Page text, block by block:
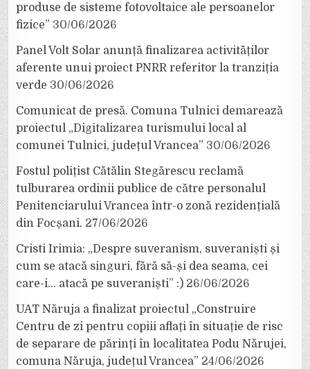
produse de sisteme fotovoltaice ale persoanelor
fizice” 30/06/2026
Panel Volt Solar anunță finalizarea activităților
aferente unui proiect PNRR referitor la tranziția
verde 30/06/2026
Comunicat de presă. Comuna Tulnici demarează
proiectul „Digitalizarea turismului local al
comunei Tulnici, județul Vrancea” 30/06/2026
Fostul polițist Cătălin Stegărescu reclamă
tulburarea ordinii publice de către personalul
Penitenciarului Vrancea într-o zonă rezidențială
din Focșani. 27/06/2026
Cristi Irimia: „Despre suveranism, suveraniști și
cum se atacă singuri, fără să-și dea seama, cei
care-i… atacă pe suveraniști” :) 26/06/2026
UAT Năruja a finalizat proiectul „Construire
Centru de zi pentru copiii aflați în situație de risc
de separare de părinți în localitatea Podu Nărujei,
comuna Năruja, județul Vrancea” 24/06/2026